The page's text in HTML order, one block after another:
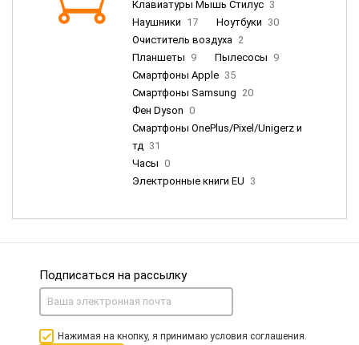
Клавиатуры Мышь Стилус 3
Наушники 17 Ноутбуки 30
Очиститель воздуха 2
Планшеты 9 Пылесосы 9
Смартфоны Apple 35
Смартфоны Samsung 20
Фен Dyson 0
Смартфоны OnePlus/Pixel/Unigerz и
тд 31
Часы 0
Электронные книги EU 3
Подписаться на рассылку
Нажимая на кнопку, я принимаю условия соглашения.